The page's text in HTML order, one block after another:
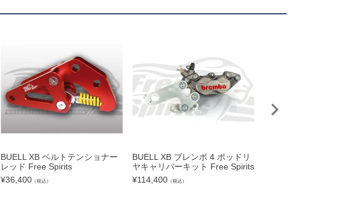
BUELL XB ベルトテンショナー
レッド Free Spirits
¥36,400 （税込）
BUELL XB ブレンボ 4 ポッドリ
ヤキャリパーキット Free Spirits
¥114,400 （税込）